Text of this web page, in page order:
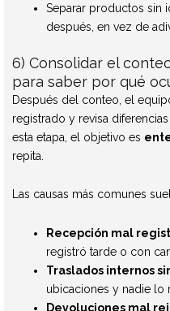
Separar productos sin
después, en vez de
6) Consolidar el
para saber por qué
Después del conteo, el
registrado y revisa
esta etapa, el objetivo es
repita.
Las causas más comunes
Recepción mal
registró tarde o con
Traslados internos
ubicaciones y nadie lo
Devoluciones mal